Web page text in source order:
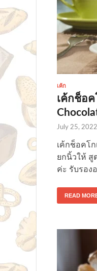
เค้ก
เค้กช็อค
July 25, 2022
เค้กช็อคโ
ยกนิ้วให้ สู
ค่ะ รับรอง
READ